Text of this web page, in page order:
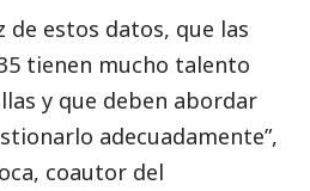
de estos datos, que las
tienen mucho talento
y que deben abordar
adecuadamente”,
coautor del